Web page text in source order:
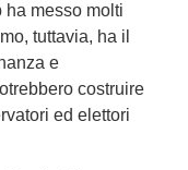
ha messo molti
tuttavia, ha il
e
costruire
ed elettori